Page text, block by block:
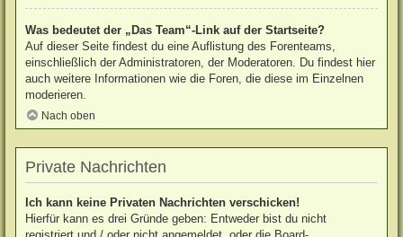
Was bedeutet der „Das Team“-Link auf der Startseite?
Auf dieser Seite findest du eine Auflistung des Forenteams,
einschließlich der Administratoren, der Moderatoren. Du findest hier
auch weitere Informationen wie die Foren, die diese im Einzelnen
moderieren.
Nach oben
Private Nachrichten
Ich kann keine Privaten Nachrichten verschicken!
Hierfür kann es drei Gründe geben: Entweder bist du nicht